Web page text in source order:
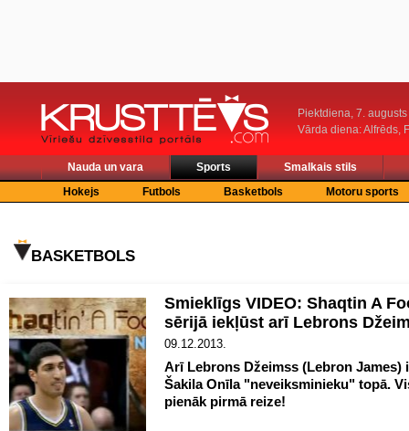
Piektdiena, 7. augusts
Vārda diena: Alfrēds,
Nauda un vara Sports
Smalkais stils
Hokejs
Futbols Basketbols Motoru sports
BASKETBOLS
Smieklīgs VIDEO: Shaqtin A
sērijā iekļūst arī Lebrons
09.12.2013.
Arī Lebrons Džeimss (Lebron James)
Šakila Onīla "neveiksminieku" topā.
pienāk pirmā reize!